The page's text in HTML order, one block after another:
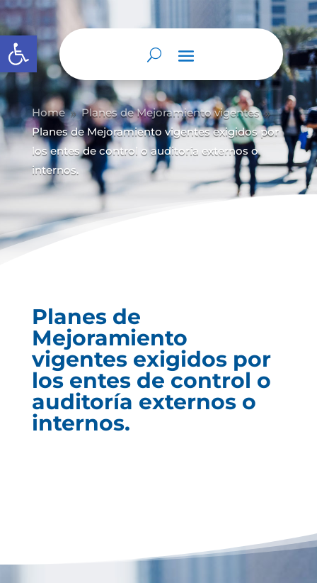
Abrir barra de herramientas
Home 9 Planes de Mejoramiento vigentes 9
Planes de Mejoramiento vigentes exigidos por
los entes de control o auditoría externos o
internos.
Planes de
Mejoramiento
vigentes exigidos por
los entes de control o
auditoría externos o
internos.